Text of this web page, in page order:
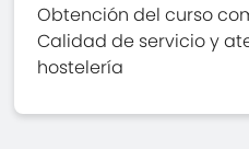
Obtención del curso
Calidad de servicio y
hostelería